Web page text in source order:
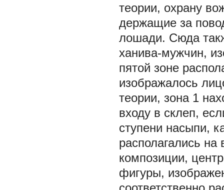
теории, охрану
держащие за
лошади. Сюда
ханива-мужчин,
пятой зоне
изображалось
теории, зона 1
входу в склеп,
ступени насыпи,
располагались
композиции,
фигуры,